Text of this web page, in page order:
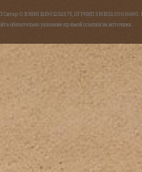
Ситар О.В ИНН 181901262575, ОГРНИП 319183200016690.
обязательно указание прямой ссылки на источник.